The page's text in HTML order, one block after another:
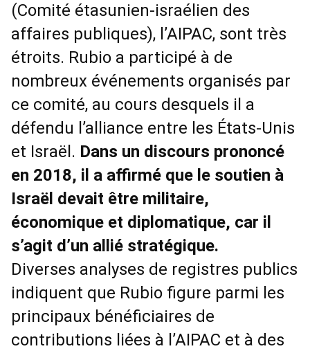
(Comité étasunien-israélien des
affaires publiques), l’AIPAC, sont très
étroits. Rubio a participé à de
nombreux événements organisés par
ce comité, au cours desquels il a
défendu l’alliance entre les États-Unis
et Israël. Dans un discours prononcé
en 2018, il a affirmé que le soutien à
Israël devait être militaire,
économique et diplomatique, car il
s’agit d’un allié stratégique.
Diverses analyses de registres publics
indiquent que Rubio figure parmi les
principaux bénéficiaires de
contributions liées à l’AIPAC et à des